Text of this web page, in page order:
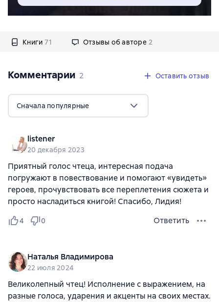
И знаете, что? Это был самый счастливый день
в моей жизни!
выдать замуж за старика-чернокнижника, все
избавить меня от такой участи, я, конечно,
тоже сгодится. Он поймал меня, приняв за
именитую воровку. Т-с-с! Только не говорите
короля. Ходит слух, что моему похитителю
срочно нужна супруга королевских кровей.
власти. Но вы же меня не выдадите, правда?
Книги 71 Отзывы об авторе 2
Комментарии 2 отзыва
2 Оставить отзыв
Сначала популярные
listener
20 декабря 2023
Приятный голос чтеца, интересная подача
погружают в повествование и помогают «увидеть»
героев, прочувствовать все переплетения сюжета и
просто насладиться книгой! Спасибо, Лидия!
4 0 Ответить
Наталья Владимирова
22 июля 2024
Великолепный чтец! Исполнение с выражением, на
разные голоса, ударения и акценты на своих местах.